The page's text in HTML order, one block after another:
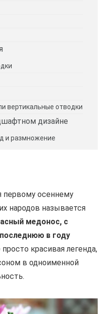
вертикальные отводки
дизайне
и размножение
первому осеннему
народов называется
медонос, с
в году
красивая легенда,
в одноименной